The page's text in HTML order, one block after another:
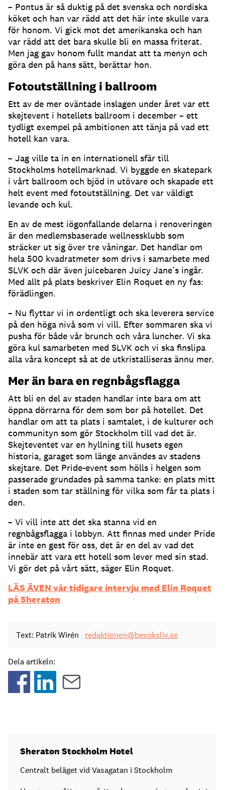
– Pontus är så duktig på det svenska och nordiska
köket och han var rädd att det här inte skulle vara
för honom. Vi gick mot det amerikanska och han
var rädd att det bara skulle bli en massa friterat.
Men jag gav honom fullt mandat att ta menyn och
göra den på hans sätt, berättar hon.
Fotoutställning i ballroom
Ett av de mer oväntade inslagen under året var ett
skejtevent i hotellets ballroom i december – ett
tydligt exempel på ambitionen att tänja på vad ett
hotell kan vara.
– Jag ville ta in en internationell sfär till
Stockholms hotellmarknad. Vi byggde en skatepark
i vårt ballroom och bjöd in utövare och skapade ett
helt event med fotoutställning. Det var väldigt
levande och kul.
En av de mest iögonfallande delarna i renoveringen
är den medlemsbaserade wellnessklubb som
sträcker ut sig över tre våningar. Det handlar om
hela 500 kvadratmeter som drivs i samarbete med
SLVK och där även juicebaren Juicy Jane’s ingår.
Med allt på plats beskriver Elin Roquet en ny fas:
förädlingen.
– Nu flyttar vi in ordentligt och ska leverera service
på den höga nivå som vi vill. Efter sommaren ska vi
pusha för både vår brunch och våra luncher. Vi ska
göra kul samarbeten med SLVK och vi ska finslipa
alla våra koncept så at de utkristalliseras ännu mer.
Mer än bara en regnbågsflagga
Att bli en del av staden handlar inte bara om att
öppna dörrarna för dem som bor på hotellet. Det
handlar om att ta plats i samtalet, i de kulturer och
communityn som gör Stockholm till vad det är.
Skejteventet var en hyllning till husets egen
historia, garaget som länge användes av stadens
skejtare. Det Pride-event som hölls i helgen som
passerade grundades på samma tanke: en plats mitt
i staden som tar ställning för vilka som får ta plats i
den.
– Vi vill inte att det ska stanna vid en
regnbågsflagga i lobbyn. Att finnas med under Pride
är inte en gest för oss, det är en del av vad det
innebär att vara ett hotell som lever med sin stad.
Vi gör det på vårt sätt, säger Elin Roquet.
LÄS ÄVEN vår tidigare intervju med Elin Roquet
på Sheraton
Text: Patrik Wirén redaktionen@besoksliv.se
Dela artikeln:
Sheraton Stockholm Hotel
Centralt beläget vid Vasagatan i Stockholm